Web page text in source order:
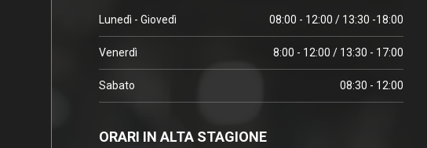
Lunedì - Giovedì 08:00 - 12:00 / 13:30 -18:00
Venerdì 8:00 - 12:00 / 13:30 - 17:00
Sabato 08:30 - 12:00
ORARI IN ALTA STAGIONE